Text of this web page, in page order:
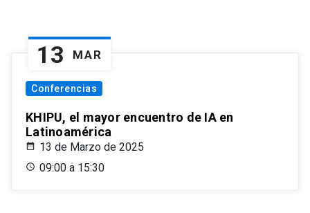
13 MAR
Conferencias
KHIPU, el mayor encuentro de IA en
Latinoamérica
13 de Marzo de 2025
09:00 a 15:30